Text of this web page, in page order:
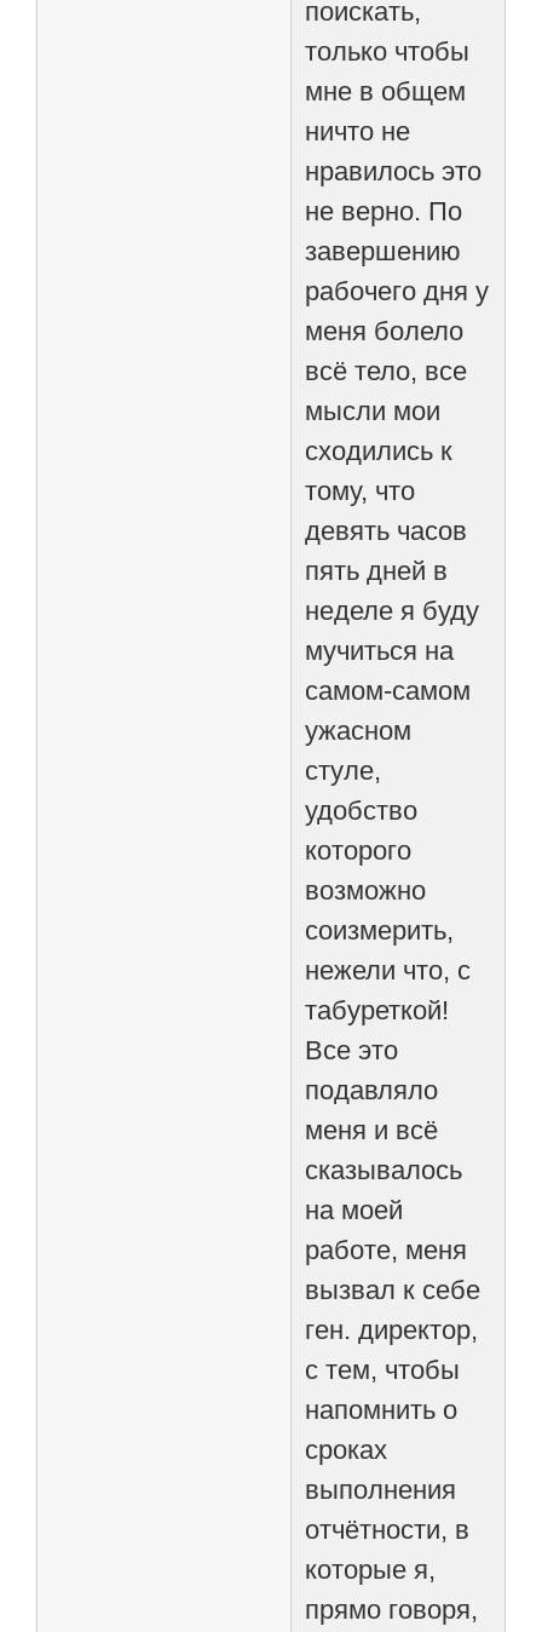
поискать,
только чтобы
мне в общем
ничто не
нравилось это
не верно. По
завершению
рабочего дня у
меня болело
всё тело, все
мысли мои
сходились к
тому, что
девять часов
пять дней в
неделе я буду
мучиться на
самом-самом
ужасном
стуле,
удобство
которого
возможно
соизмерить,
нежели что, с
табуреткой!
Все это
подавляло
меня и всё
сказывалось
на моей
работе, меня
вызвал к себе
ген. директор,
с тем, чтобы
напомнить о
сроках
выполнения
отчётности, в
которые я,
прямо говоря,